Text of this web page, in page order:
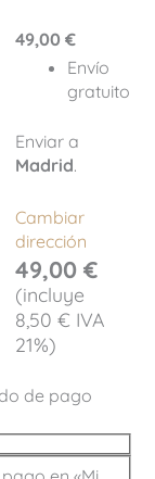
49,00 €
Envío
gratuito
Enviar a
Madrid.
Cambiar
dirección
49,00 €
(incluye
8,50 € IVA
21%)
de pago